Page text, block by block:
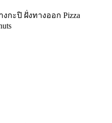
กะปิ ฝั่งทางออก Pizza